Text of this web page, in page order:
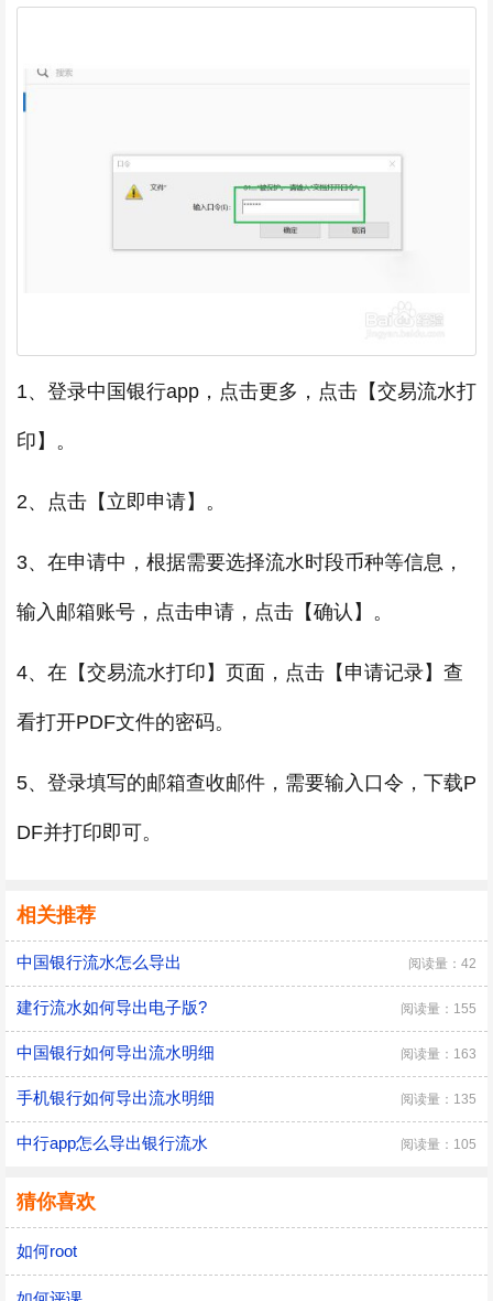
1、登录中国银行app，点击更多，点击【交易流水打
印】。
2、点击【立即申请】。
3、在申请中，根据需要选择流水时段币种等信息，
输入邮箱账号，点击申请，点击【确认】。
4、在【交易流水打印】页面，点击【申请记录】查
看打开PDF文件的密码。
5、登录填写的邮箱查收邮件，需要输入口令，下载P
DF并打印即可。
相关推荐
中国银行流水怎么导出 阅读量：42
建行流水如何导出电子版? 阅读量：155
中国银行如何导出流水明细 阅读量：163
手机银行如何导出流水明细 阅读量：135
中行app怎么导出银行流水 阅读量：105
猜你喜欢
如何root